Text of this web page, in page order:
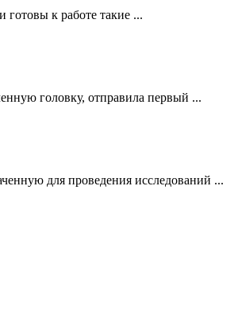
к работе такие ...
головку, отправила первый ...
для проведения исследований ...